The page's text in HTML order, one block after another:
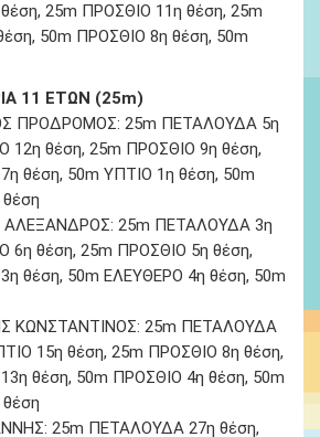
, 25m ΠΡΟΣΘΙΟ 11η θέση, 25m
, 50m ΠΡΟΣΘΙΟ 8η θέση, 50m
11 ΕΤΩΝ (25m)
ΠΡΟΔΡΟΜΟΣ: 25m ΠΕΤΑΛΟΥΔΑ 5η
12η θέση, 25m ΠΡΟΣΘΙΟ 9η θέση,
η θέση, 50m ΥΠΤΙΟ 1η θέση, 50m
θέση
25m ΠΕΤΑΛΟΥΔΑ 3η
6η θέση, 25m ΠΡΟΣΘΙΟ 5η θέση,
η θέση, 50m ΕΛΕΥΘΕΡΟ 4η θέση, 50m
ΚΩΝΣΤΑΝΤΙΝΟΣ: 25m ΠΕΤΑΛΟΥΔΑ
15η θέση, 25m ΠΡΟΣΘΙΟ 8η θέση,
η θέση, 50m ΠΡΟΣΘΙΟ 4η θέση, 50m
θέση
25m ΠΕΤΑΛΟΥΔΑ 27η θέση,